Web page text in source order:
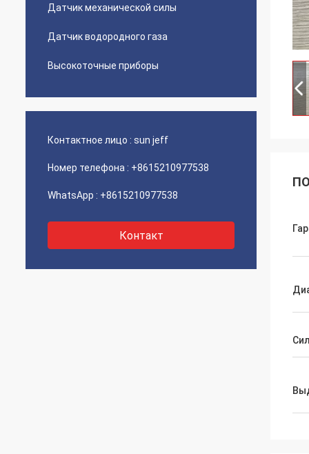
Датчик механической силы
Датчик водородного газа
Высокоточные приборы
Контактное лицо : sun jeff
Номер телефона : +8615210977538
WhatsApp : +8615210977538
Контакт